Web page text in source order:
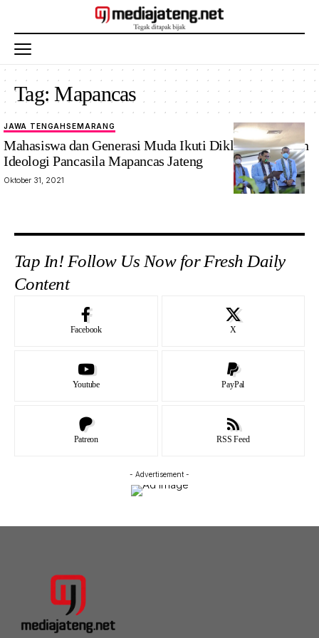
Tag:Mapancas
JAWA TENGAHSEMARANG
Mahasiswa dan Generasi Muda Ikuti Diklat Pembinaan
Ideologi Pancasila Mapancas Jateng
Oktober 31, 2021
Tap In! Follow Us Now for Fresh Daily
Content
Facebook X
Youtube PayPal
Patreon RSS Feed
- Advertisement -